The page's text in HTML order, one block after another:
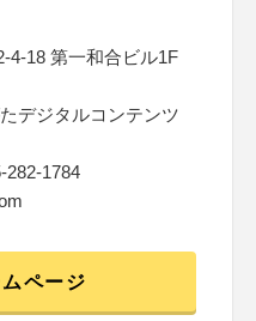
4-18 第一和合ビル1F
デジタルコンテンツ
282-1784
ページ